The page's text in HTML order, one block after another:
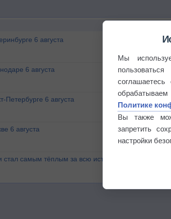
6 августа
6 августа
Петербурге 6 августа
6 августа
стал самым тёплым за всю историю
Мы
Политике
Вы также
запретить
настройки